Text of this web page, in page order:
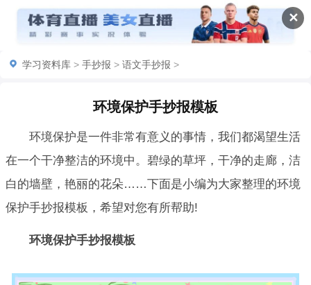
✕
学习资料库 > 手抄报 > 语文手抄报 >
环境保护手抄报模板
环境保护是一件非常有意义的事情，我们都渴望生活
在一个干净整洁的环境中。碧绿的草坪，干净的走廊，洁
白的墙壁，艳丽的花朵……下面是小编为大家整理的环境
保护手抄报模板，希望对您有所帮助!
环境保护手抄报模板